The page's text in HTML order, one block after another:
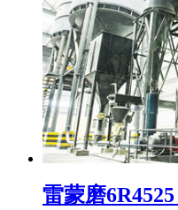
雷蒙磨